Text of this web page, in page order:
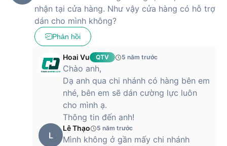
iPhone 7 Plus | iPhone 8 Plus
Hãy click ngay vào nút đặt hàng hoặc tới cửa hàng Hoàng
Hà Mobile gần nhất để được hỗ trợ tận tình nha!
nhận tại cửa hàng. Như vậy cửa hàng có hỗ trợ
dán cho mình không?
Phản hồi
Hoai Vu QTV 5 năm trước
Chào anh,
Dạ anh qua chi nhánh có hàng bên em
nhé, bên em sẽ dán cường lực luôn
cho mình ạ.
Thông tin đến anh!
L
Lê Thạo 5 năm trước
Mình không ở gần mấy chi nhánh